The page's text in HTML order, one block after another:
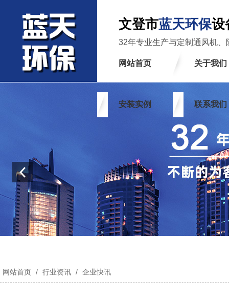
文登市蓝天环保设
32年专业生产与定制通风机、
网站首页 关于我们
安装实例 联系我们
网站首页 / 行业资讯 / 企业快讯